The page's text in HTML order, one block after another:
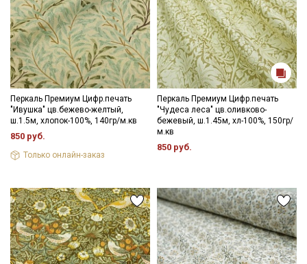
Перкаль Премиум Цифр.печать
"Ивушка" цв.бежево-желтый,
ш.1.5м, хлопок-100%, 140гр/м.кв
850 руб.
Только онлайн-заказ
Перкаль Премиум Цифр.печать
"Чудеса леса" цв.оливково-
бежевый, ш.1.45м, хл-100%, 150гр/
м.кв
850 руб.